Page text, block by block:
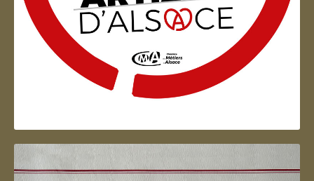
Artisan d'Alsace